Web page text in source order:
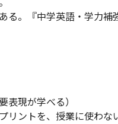
。『中学英語・学力補
現が学べる）
ントを、授業に使わな